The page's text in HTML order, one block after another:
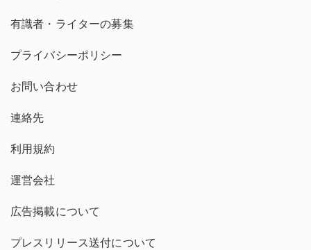
有識者・ライターの募集
プライバシーポリシー
お問い合わせ
連絡先
利用規約
運営会社
広告掲載について
プレスリリース送付について